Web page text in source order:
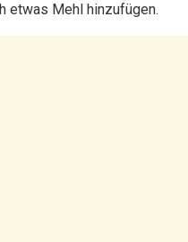
etwas Mehl hinzufügen.